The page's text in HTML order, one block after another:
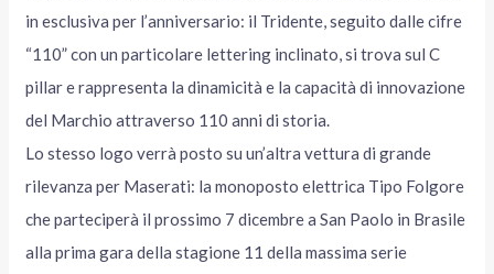
in esclusiva per l’anniversario: il Tridente, seguito dalle cifre
“110” con un particolare lettering inclinato, si trova sul C
pillar e rappresenta la dinamicità e la capacità di innovazione
del Marchio attraverso 110 anni di storia.
Lo stesso logo verrà posto su un’altra vettura di grande
rilevanza per Maserati: la monoposto elettrica Tipo Folgore
che parteciperà il prossimo 7 dicembre a San Paolo in Brasile
alla prima gara della stagione 11 della massima serie